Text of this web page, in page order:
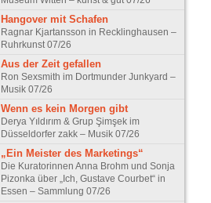
Hangover mit Schafen
Ragnar Kjartansson in Recklinghausen –
Ruhrkunst 07/26
Aus der Zeit gefallen
Ron Sexsmith im Dortmunder Junkyard –
Musik 07/26
Wenn es kein Morgen gibt
Derya Yıldırım & Grup Şimşek im
Düsseldorfer zakk – Musik 07/26
„Ein Meister des Marketings“
Die Kuratorinnen Anna Brohm und Sonja
Pizonka über „Ich, Gustave Courbet“ in
Essen – Sammlung 07/26